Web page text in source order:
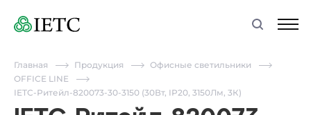
Главная Продукция
Офисные светильники
OFFICE LINE
IETC-Ритейл-820073-30-3150 (30Вт, IP20, 3150Лм, 3К)